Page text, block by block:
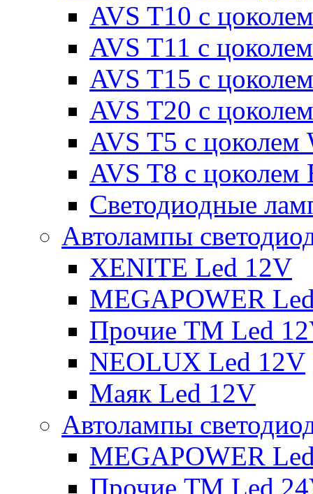
AVS T10 с
AVS T11 с
AVS T15 с
AVS T20 с
AVS T5 с цоколем
AVS T8 с цоколем
Светодиодные
Автолампы
XENITE Led 12V
MEGAPOWER
Прочие ТМ Led
NEOLUX Led 12V
Маяк Led 12V
Автолампы
MEGAPOWER
Прочие ТМ Led